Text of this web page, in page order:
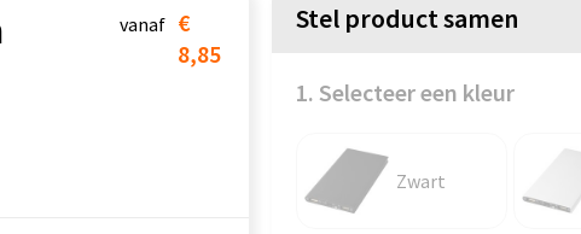
vanaf €
8,85
Stel product samen
1. Selecteer een kleur
Zwart